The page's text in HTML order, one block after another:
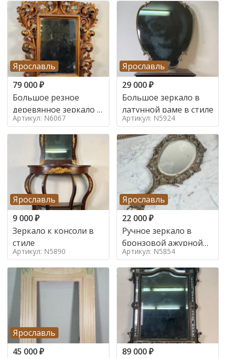
Ярославль
79 000₽
Большое резное
деревянное зеркало с
золочением в стиле
Артикул: N6067
Ярославль
29 000₽
Большое зеркало в
латунной раме в стиле
Артикул: N5924
Ярославль
9 000₽
Зеркало к консоли в
стиле
Артикул: N5890
Ярославль
22 000₽
Ручное зеркало в
бронзовой ажурной
раме в стиле
Артикул: N5854
Ярославль
45 000₽
89 000₽